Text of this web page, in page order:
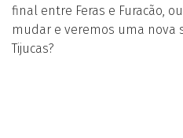
final entre Feras e Furacão,
mudar e veremos uma nova
Tijucas?